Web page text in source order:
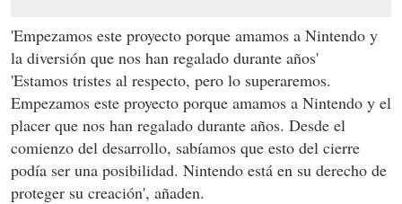
'Empezamos este proyecto porque amamos a Nintendo y
la diversión que nos han regalado durante años'
'Estamos tristes al respecto, pero lo superaremos.
Empezamos este proyecto porque amamos a Nintendo y el
placer que nos han regalado durante años. Desde el
comienzo del desarrollo, sabíamos que esto del cierre
podía ser una posibilidad. Nintendo está en su derecho de
proteger su creación', añaden.